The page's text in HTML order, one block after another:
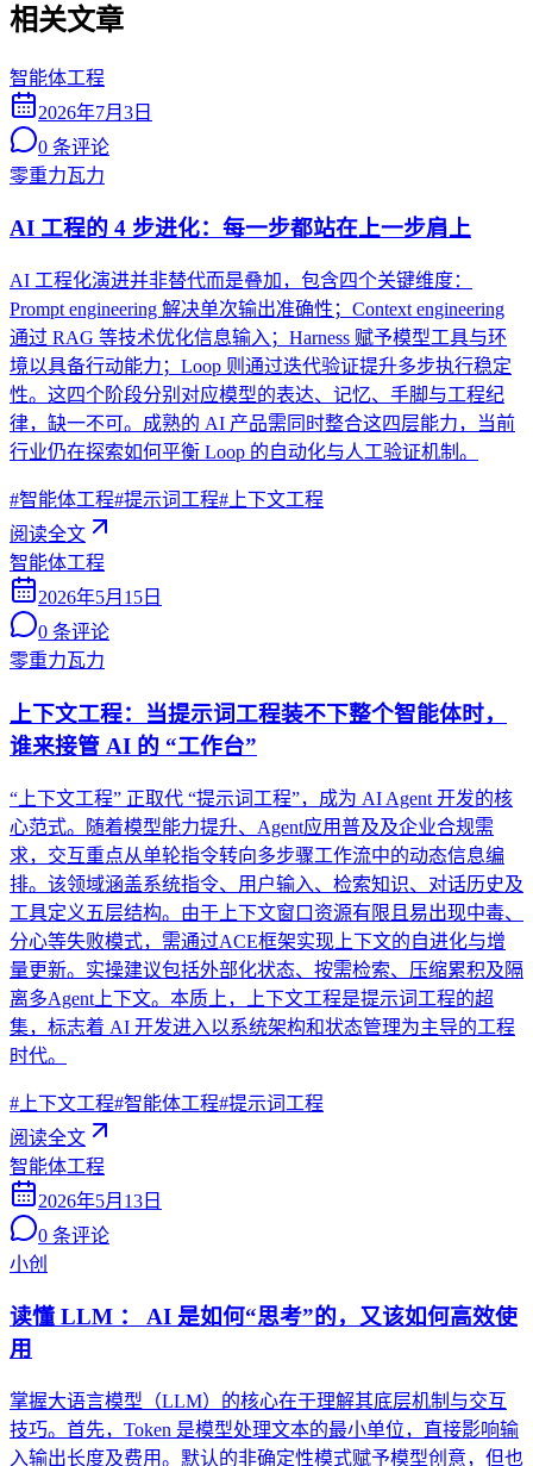
相关文章
智能体工程
2026年7月3日
0 条评论
零重力瓦力
AI 工程的 4 步进化：每一步都站在上一步肩上
AI 工程化演进并非替代而是叠加，包含四个关键维度：
Prompt engineering 解决单次输出准确性；Context engineering
通过 RAG 等技术优化信息输入；Harness 赋予模型工具与环
境以具备行动能力；Loop 则通过迭代验证提升多步执行稳定
性。这四个阶段分别对应模型的表达、记忆、手脚与工程纪
律，缺一不可。成熟的 AI 产品需同时整合这四层能力，当前
行业仍在探索如何平衡 Loop 的自动化与人工验证机制。
#智能体工程#提示词工程# 上下文工程
阅读全文
智能体工程
2026年5月15日
0 条评论
零重力瓦力
上下文工程：当提示词工程装不下整个智能体时，
谁来接管 AI 的 “工作台”
“上下文工程” 正取代 “提示词工程”，成为 AI Agent 开发的核
心范式。随着模型能力提升、Agent应用普及及企业合规需
求，交互重点从单轮指令转向多步骤工作流中的动态信息编
排。该领域涵盖系统指令、用户输入、检索知识、对话历史及
工具定义五层结构。由于上下文窗口资源有限且易出现中毒、
分心等失败模式，需通过ACE框架实现上下文的自进化与增
量更新。实操建议包括外部化状态、按需检索、压缩累积及隔
离多Agent上下文。本质上，上下文工程是提示词工程的超
集，标志着 AI 开发进入以系统架构和状态管理为主导的工程
时代。
# 上下文工程#智能体工程#提示词工程
阅读全文
智能体工程
2026年5月13日
0 条评论
小创
读懂 LLM ： AI 是如何“思考”的，又该如何高效使
用
掌握大语言模型（LLM）的核心在于理解其底层机制与交互
技巧。首先，Token 是模型处理文本的最小单位，直接影响输
入输出长度及费用。默认的非确定性模式赋予模型创意，但也